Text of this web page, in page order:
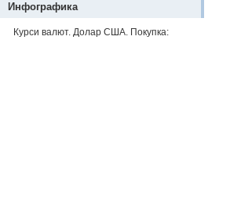
Инфографика
Курси валют. Долар США. Покупка: